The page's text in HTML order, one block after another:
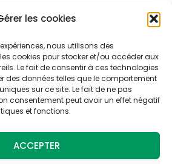
les cookies
nous utilisons des
cookies pour stocker et/ou accéder aux
Le fait de consentir à ces technologies
des données telles que le comportement
sur ce site. Le fait de ne pas
consentement peut avoir un effet négatif
et fonctions.
ACCEPTER